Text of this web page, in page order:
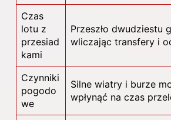
Czas
lotu z
przesiad
kami
Przeszło dwudziestu
wliczając transfery i
Czynniki
pogodo
we
Silne wiatry i burze
wpłynąć na czas